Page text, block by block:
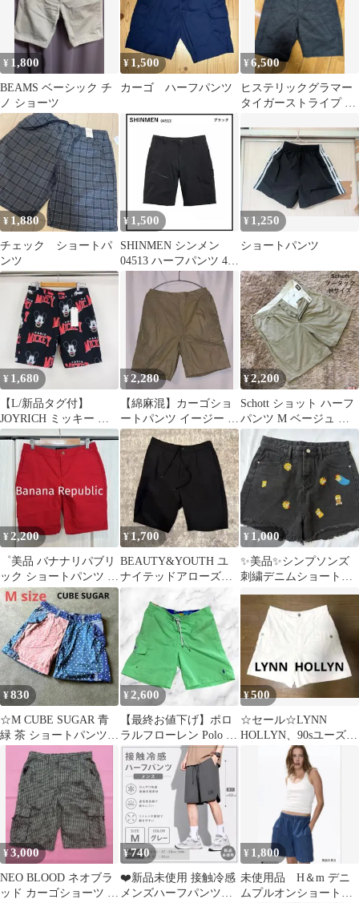
¥ 1,800
BEAMS ベーシック チ
ノ ショーツ
¥ 1,500
カーゴ ハーフパンツ
¥6,500
ヒステリックグラマー
タイガーストライプ ド
ンツ M
¥ 1,880
チェック ショートパ
ンツ
¥ 1,500
SHINMEN シンメン
04513 ハーフパンツ 4L
ブラック ネイビー
¥ 1,250
ショートパンツ
¥ 1,680
【L/新品タグ付】
JOYRICH ミッキー 総
柄 ショートパンツ 黒
¥2,280
【綿麻混】カーゴショ
ートパンツ イージー ベ
ージュ M
¥2,200
Schott ショット ハーフ
パンツ M ベージュ メ
ンズ アメカジ ツータッ
¥2,200
゜美品 バナナリパブリ
ック ショートパンツ ハ
ーフパンツ レッド 0
XS S
¥1,700
BEAUTY&YOUTH ユ
ナイテッドアローズ
メンズ 黒ハーフパンツ
¥ 1,000
✨美品✨シンプソンズ
刺繍デニムショートパ
ンツ 黒 XL カットオフ
キャラクター
¥830
☆M CUBE SUGAR 青
緑 茶 ショートパンツ
ドット アシンメトリー
¥2,600
【最終お値下げ】ポロ
ラルフローレン Polo パ
ンツ 水陸両用 Lサイズ
¥500
☆セール☆LYNN
HOLLYN、90sユーズ
ド、ショートパンツ、
白、ハーフ
¥3,000
NEO BLOOD ネオブラ
ッド カーゴショーツ 総
¥740
❤️新品未使用 接触冷感
メンズハーフパンツM
¥ 1,800
未使用品 H＆m デニ
ムプルオンショートパ